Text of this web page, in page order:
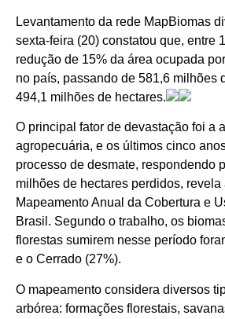
Levantamento da rede MapBiomas
sexta-feira (20) constatou que, entre
redução de 15% da área ocupada
no país, passando de 581,6 milhões
494,1 milhões de hectares.
O principal fator de devastação foi a
agropecuária, e os últimos cinco
processo de desmate, respondendo
milhões de hectares perdidos,
Mapeamento Anual da Cobertura e
Brasil. Segundo o trabalho, os
florestas sumirem nesse período
e o Cerrado (27%).
O mapeamento considera diversos
arbórea: formações florestais,